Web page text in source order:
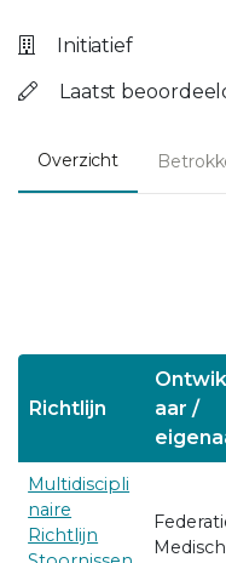
Initiatief
Laatst
Overzicht
Richtlijn
aar /
Multidiscipli
naire
Richtlijn
Medisch